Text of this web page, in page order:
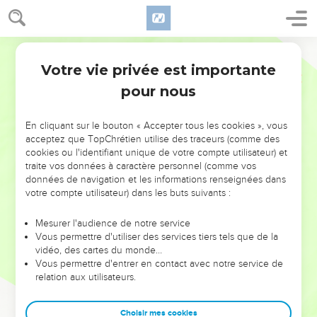
NE MANQUEZ PAS L’ÉVÉNEMENT
DE L’ANNÉE !
ET SI LEURS ERREURS POUVAIENT VOUS ÉVITER LES
VOTRES ?
leur foi ou leur vision. Mais on voit moins les doutes, les erreurs
et les saisons difficiles qu'ils ont traversés, alors même que ce
sont elles qui les ont façonnés.
Dans cette conférence, leaders, entrepreneurs, et responsables
clés pour avancer avec plus de sagesse afin que leurs erreurs
Votre vie privée est importante
pour nous
En cliquant sur le bouton « Accepter tous les cookies », vous
acceptez que TopChrétien utilise des traceurs (comme des
cookies ou l'identifiant unique de votre compte utilisateur) et
traite vos données à caractère personnel (comme vos
données de navigation et les informations renseignées dans
votre compte utilisateur) dans les buts suivants :
Mesurer l'audience de notre service
Vous permettre d'utiliser des services tiers tels que de la
vidéo, des cartes du monde…
Vous permettre d'entrer en contact avec notre service de
relation aux utilisateurs.
Choisir mes cookies